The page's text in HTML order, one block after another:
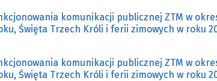
komunikacji publicznej ZTM w
Święta Trzech Króli i ferii zimowych w roku
komunikacji publicznej ZTM w
Święta Trzech Króli i ferii zimowych w roku